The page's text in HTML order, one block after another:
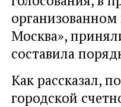
Москва»,
составила
Как рассказал,
городской